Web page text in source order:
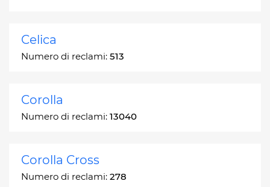
Celica
Numero di reclami: 513
Corolla
Numero di reclami: 13040
Corolla Cross
Numero di reclami: 278